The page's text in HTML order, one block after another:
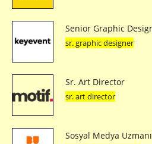
Senior Graphic
sr. graphic designer
Sr. Art Director
sr. art director
Sosyal Medya Uzmanı